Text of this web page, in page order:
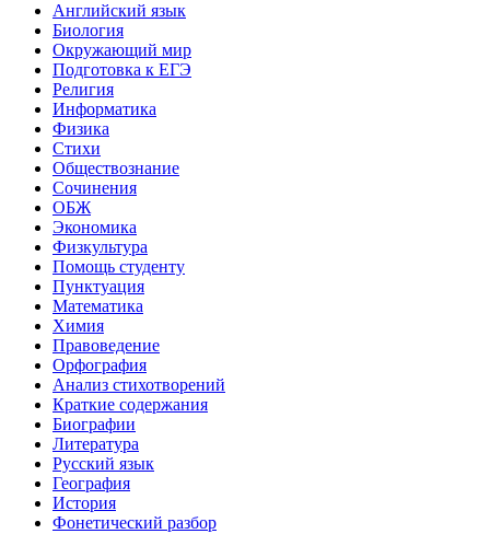
Английский язык
Биология
Окружающий мир
Подготовка к ЕГЭ
Религия
Информатика
Физика
Стихи
Обществознание
Сочинения
ОБЖ
Экономика
Физкультура
Помощь студенту
Пунктуация
Математика
Химия
Правоведение
Орфография
Анализ стихотворений
Краткие содержания
Биографии
Литература
Русский язык
География
История
Фонетический разбор